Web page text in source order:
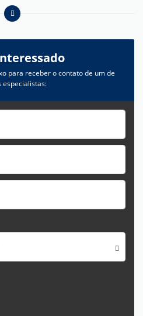
para receber o contato de um de
especialistas: